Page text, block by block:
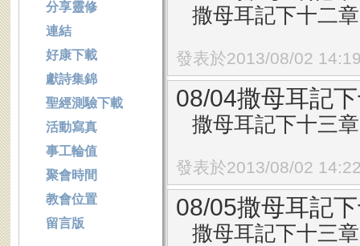
撒母耳記下十二
發表於2013/08/02
08/04撒母耳記
撒母耳記下十三
發表於2013/08/02
08/05撒母耳記
撒母耳記下十三
分享靈修
連結
好康下載
獻詩集錦
聖經測驗下載
活動寫真
事工輪值
聚會時間
教會位置
留言版